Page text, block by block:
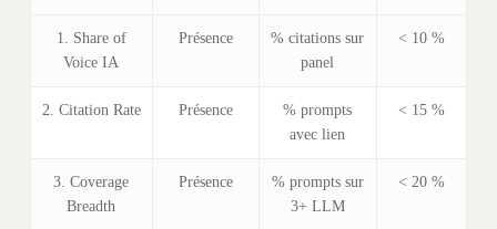
1. Share of
Voice IA
Présence
% citations sur
panel
< 10 %
2. Citation Rate Présence
% prompts
avec lien
< 15 %
3. Coverage
Breadth
Présence
% prompts sur
3+ LLM
< 20 %